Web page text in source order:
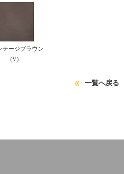
テージブラウン
(V)
一覧へ戻る